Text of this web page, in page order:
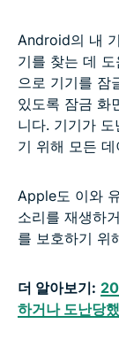
Android의 내
기를 찾는 데
으로 기기를 잠
있도록 잠금 화
니다. 기기가
기 위해 모든
Apple도 이와
소리를 재생하
를 보호하기 위
더 알아보기:
하거나 도난당